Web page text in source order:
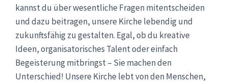
kannst du über wesentliche Fragen mitentscheiden
und dazu beitragen, unsere Kirche lebendig und
zukunftsfähig zu gestalten. Egal, ob du kreative
Ideen, organisatorisches Talent oder einfach
Begeisterung mitbringst – Sie machen den
Unterschied! Unsere Kirche lebt von den Menschen,